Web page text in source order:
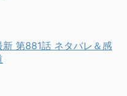
新 第881話 ネタバレ＆感